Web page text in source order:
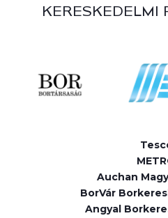
KERESKEDELMI
Auchan
BorVár
Angyal